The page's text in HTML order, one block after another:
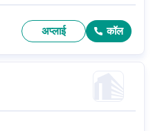
अनिवार्य है।
अप्लाई कॉल